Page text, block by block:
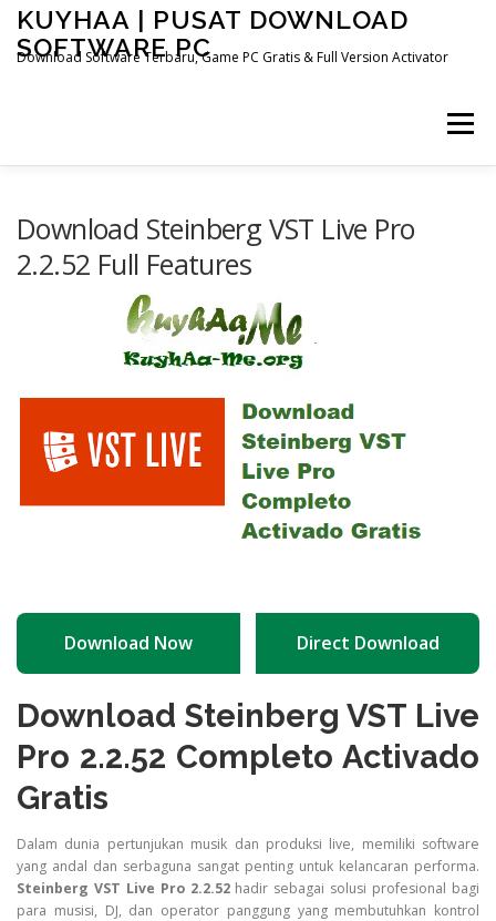
Skip
content
KUYHAA | PUSAT DOWNLOAD
SOFTWARE PC
Download Software Terbaru, Game PC Gratis & Full Version Activator
Menu
OTHER PAGES
Download Steinberg VST Live Pro
2.2.52 Full Features
Download Now Direct Download
Download Steinberg VST Live
Pro 2.2.52 Completo Activado
Gratis
Dalam dunia pertunjukan musik dan produksi live, memiliki software
yang andal dan serbaguna sangat penting untuk kelancaran performa.
Steinberg VST Live Pro 2.2.52hadir sebagai solusi profesional bagi
para musisi, DJ, dan operator panggung yang membutuhkan kontrol